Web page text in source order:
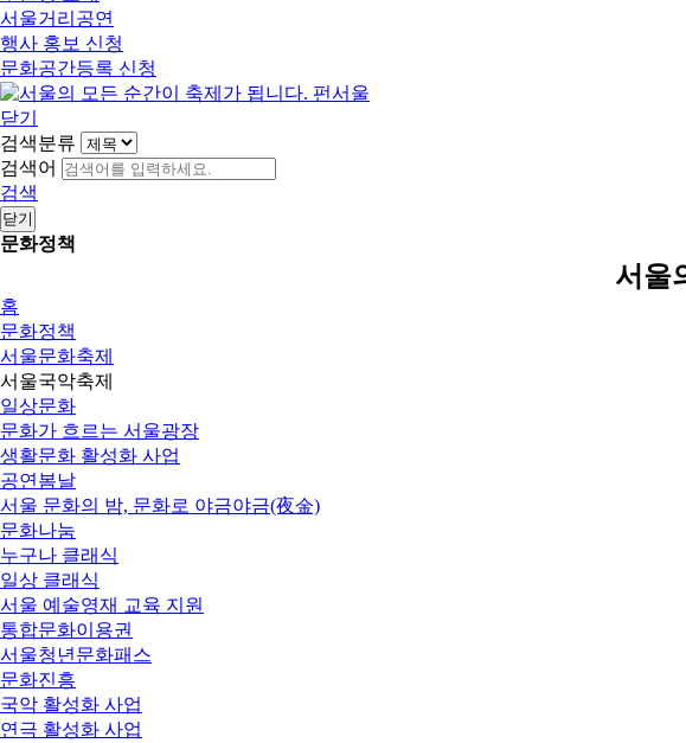
서울거리공연
행사 홍보 신청
문화공간등록 신청
닫기
검색분류
검색어
검색
닫기
문화정책
서울
홈
문화정책
서울문화축제
서울국악축제
일상문화
문화가 흐르는 서울광장
생활문화 활성화 사업
공연봄날
서울 문화의 밤, 문화로 야금야금(夜金)
문화나눔
누구나 클래식
일상 클래식
서울 예술영재 교육 지원
통합문화이용권
서울청년문화패스
문화진흥
국악 활성화 사업
연극 활성화 사업